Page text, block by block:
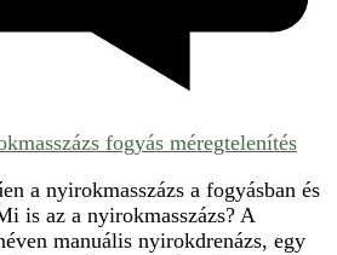
fogyás méregtelenítés
a nyirokmasszázs a fogyásban és
is az a nyirokmasszázs? A
manuális nyirokdrenázs, egy